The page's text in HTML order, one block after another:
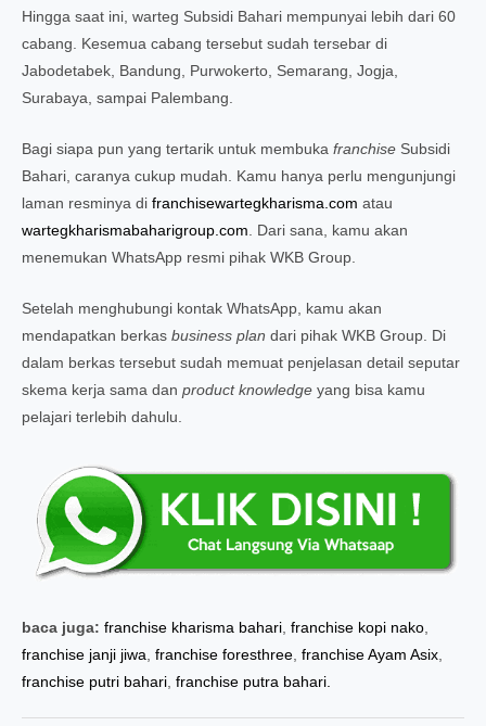
Hingga saat ini, warteg Subsidi Bahari mempunyai lebih dari 60
cabang. Kesemua cabang tersebut sudah tersebar di
Jabodetabek, Bandung, Purwokerto, Semarang, Jogja,
Surabaya, sampai Palembang.
Bagi siapa pun yang tertarik untuk membuka franchise Subsidi
Bahari, caranya cukup mudah. Kamu hanya perlu mengunjungi
laman resminya di franchisewartegkharisma.com atau
wartegkharismabaharigroup.com. Dari sana, kamu akan
menemukan WhatsApp resmi pihak WKB Group.
Setelah menghubungi kontak WhatsApp, kamu akan
mendapatkan berkas business plan dari pihak WKB Group. Di
dalam berkas tersebut sudah memuat penjelasan detail seputar
skema kerja sama dan product knowledge yang bisa kamu
pelajari terlebih dahulu.
baca juga: franchise kharisma bahari franchise kopi nako
franchise janji jiwa franchise foresthree franchise Ayam Asix
franchise putri bahari franchise putra bahari.